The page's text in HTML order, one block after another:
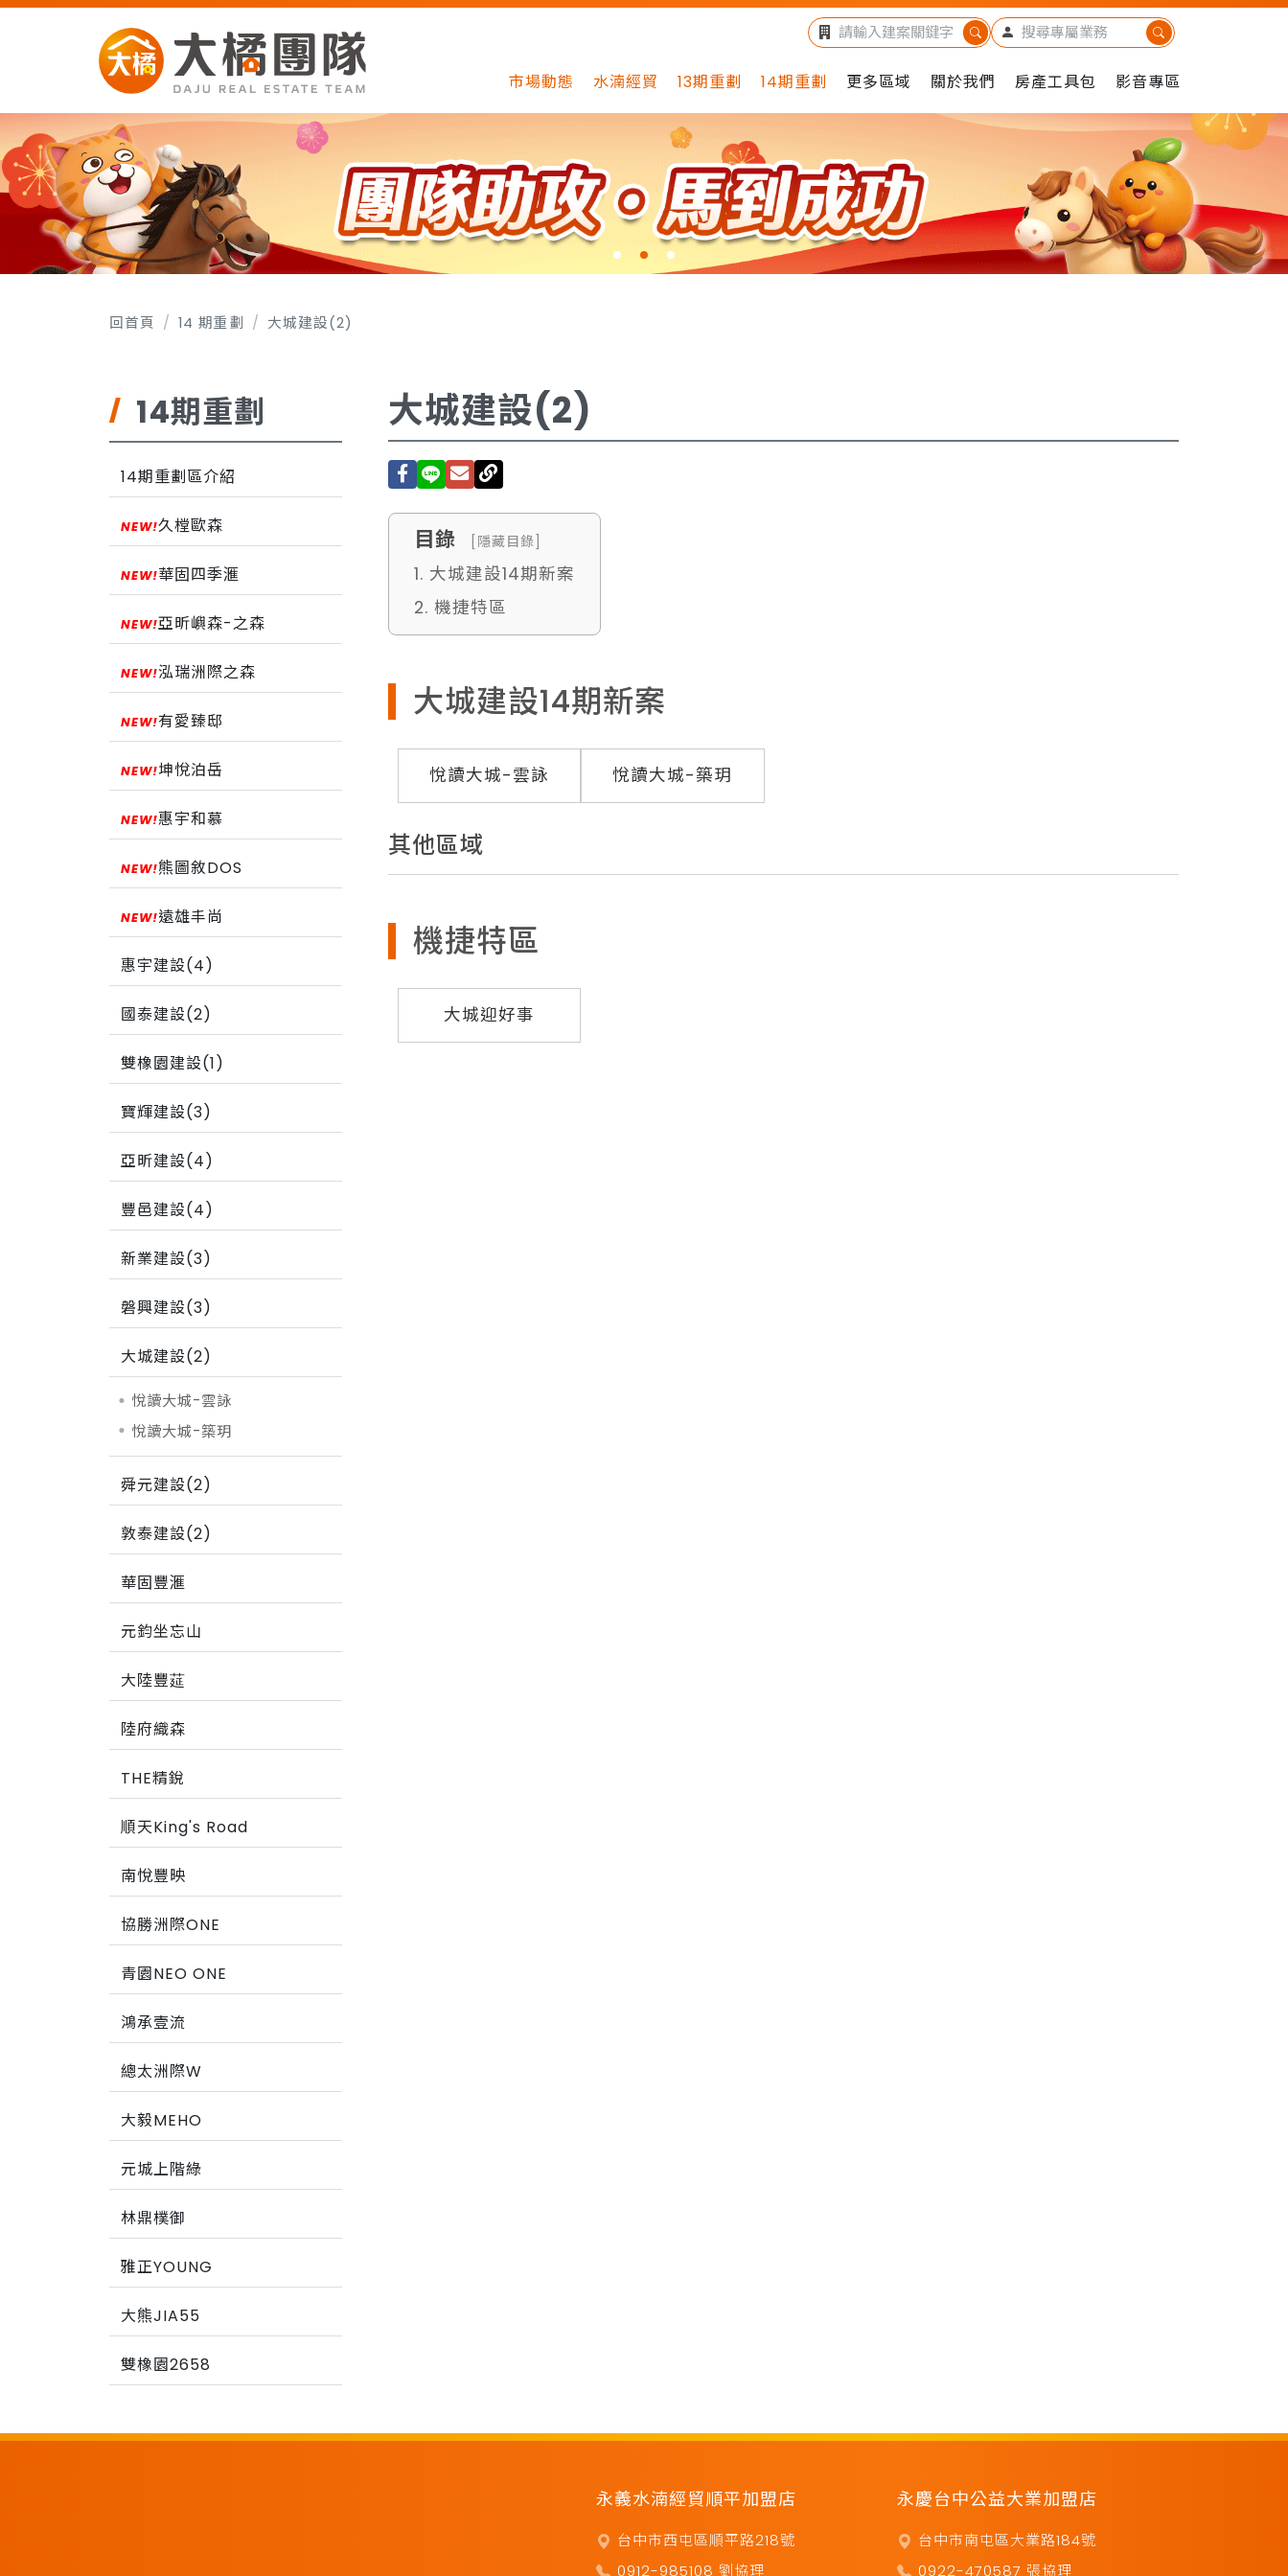
市場動態 水湳經貿 13期重劃 14期重劃 更多區域 關於我們 房產工具包 影音專區
回首頁 14 期重劃 大城建設(2)
14期重劃
14期重劃區介紹
久樘歐森
華固四季滙
亞昕嶼森-之森
泓瑞洲際之森
有愛臻邸
坤悅泊岳
惠宇和慕
熊圖敘DOS
遠雄丰尚
惠宇建設(4)
國泰建設(2)
雙橡園建設(1)
寶輝建設(3)
亞昕建設(4)
豐邑建設(4)
新業建設(3)
磐興建設(3)
大城建設(2)
悅讀大城-雲詠
悅讀大城-築玥
舜元建設(2)
敦泰建設(2)
華固豐滙
元鈞坐忘山
大陸豐莚
陸府織森
THE精銳
順天King's Road
南悅豐映
協勝洲際ONE
青園NEO ONE
鴻承壹流
總太洲際W
大毅MEHO
元城上階綠
林鼎樸御
雅正YOUNG
大熊JIA55
雙橡園2658
大城建設(2)
目錄 [隱藏目錄]
1. 大城建設14期新案
2. 機捷特區
大城建設14期新案
悅讀大城-雲詠 悅讀大城-築玥
其他區域
機捷特區
大城迎好事
永義水湳經貿順平加盟店
台中市西屯區順平路218號
0912-985108 劉協理
永慶台中公益大業加盟店
台中市南屯區大業路184號
0922-470587 張協理